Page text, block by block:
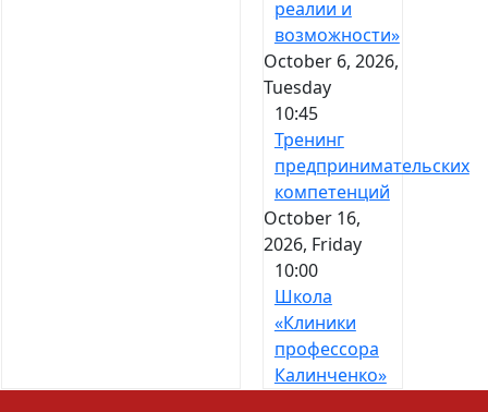
реалии и
возможности»
October 6, 2026,
Tuesday
10:45
Тренинг
предпринимательских
компетенций
October 16,
2026, Friday
10:00
Школа
«Клиники
профессора
Калинченко»